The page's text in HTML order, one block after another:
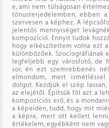
e, ami nem túlságosan
tónusterjedelemben, ebben
szervesen a képhez. A
jelentős mennyiséget
kompozíció. Ennyit tudok
hogy elkészítettem volna ezt
különbözőek. Szociográfiának
legfeljebb egy városfotó, de
sor, én ezt szemrebbenés
elmondom, mert
dolgot. Kezdjük el szép
az elejétől. Építsük föl azt a
kompozíciós erő, és a
a képeiden, tudd, hogy mit
a képre, mert ott kellett
értékelem, egyébként nem